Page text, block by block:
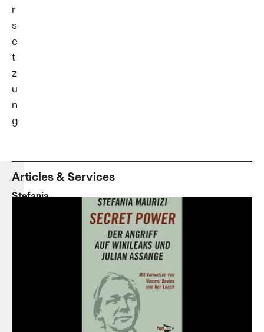
r
s
e
t
z
u
n
g
Stefania
Articles & Services